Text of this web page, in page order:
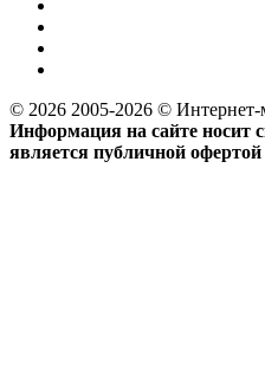
© 2026 2005-2026 © Интернет-
Информация на сайте носит
является публичной офертой